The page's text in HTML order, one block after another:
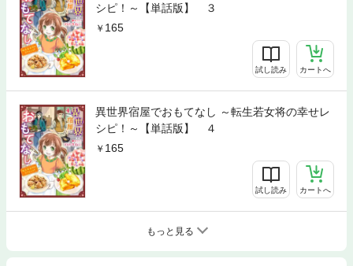
シピ！～【単話版】 ３
165
試し読み カートへ
異世界宿屋でおもてなし ～転生若女将の幸せレ
シピ！～【単話版】 ４
165
試し読み カートへ
もっと見る